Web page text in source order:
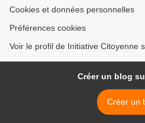
Cookies et données personnelles
Préférences cookies
Voir le profil de Initiative Citoyenne
Créer un blog
Créer un